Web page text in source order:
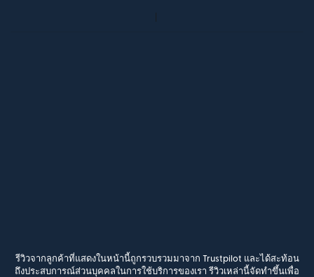
รีวิวจากลูกค้าที่แสดงในหน้านี้ถูกรวบรวมมาจาก Trustpilot และได้สะท้อน
ถึงประสบการณ์ส่วนบุคคลในการใช้บริการของเรา รีวิวเหล่านี้จัดทำขึ้นเพื่อ